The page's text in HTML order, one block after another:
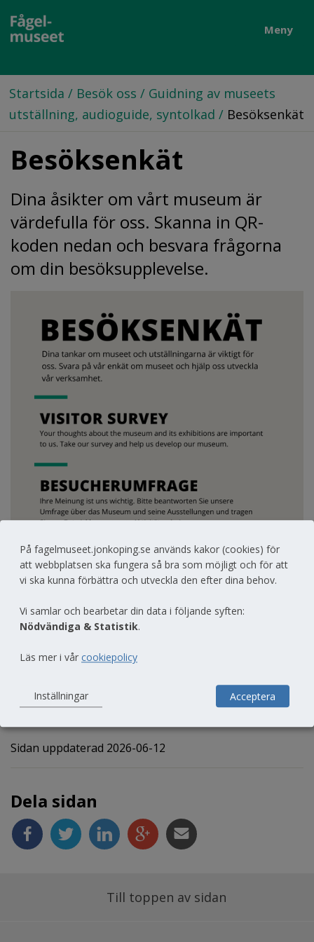
Meny
Startsida / Besök oss / Guidning av museets
utställning, audioguide, syntolkad / Besöksenkät
Besöksenkät
Dina åsikter om vårt museum är
värdefulla för oss. Skanna in QR-
koden nedan och besvara frågorna
om din besöksupplevelse.
Sidan uppdaterad 2026-06-12
Dela sidan
Till toppen av sidan
På fagelmuseet.jonkoping.se används kakor (cookies) för
att webbplatsen ska fungera så bra som möjligt och för att
vi ska kunna förbättra och utveckla den efter dina behov.
Vi samlar och bearbetar din data i följande syften:
Nödvändiga & Statistik.
Läs mer i vår cookiepolicy
Inställningar Acceptera